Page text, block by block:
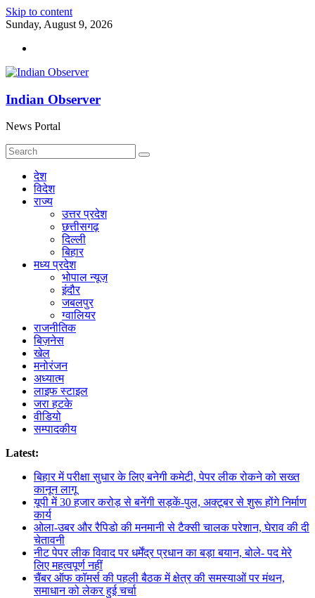
Skip to content
Sunday, August 9, 2026
Indian Observer
News Portal
देश
विदेश
राज्य
उत्तर प्रदेश
छत्तीसगढ़
दिल्ली
बिहार
मध्य प्रदेश
भोपाल न्यूज़
इंदौर
जबलपुर
ग्वालियर
राजनीतिक
बिज़नेस
खेल
मनोरंजन
अध्यात्म
लाइफ स्टाइल
जरा हटके
वीडियो
सम्पादकीय
Latest:
बिहार में परीक्षा सुधार के लिए बनेगी कमेटी, पेपर लीक रोकने को सख्त
कानून लागू
यूपी में 30 हजार करोड़ से बनेंगी सड़कें-पुल, अक्टूबर से शुरू होंगे निर्माण
कार्य
ओला-उबर और रैपिडो की मनमानी से टैक्सी चालक परेशान, घेराव की दी
चेतावनी
नीट पेपर लीक विवाद पर धर्मेंद्र प्रधान का बड़ा बयान, बोले- पद मेरे
लिए महत्वपूर्ण नहीं
चैंबर ऑफ कॉमर्स की पहली बैठक में क्षेत्र की समस्याओं पर मंथन,
समाधान को लेकर हुई चर्चा